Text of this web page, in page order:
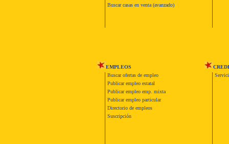
Buscar casas en venta (avanzado)
EMPLEOS
Buscar ofertas de empleo
Publicar empleo estatal
Publicar empleo emp. mixta
Publicar empleo particular
Directorio de empleos
Suscripción